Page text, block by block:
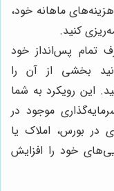
ماهانه خود،
کنید.
تمام پس‌انداز خود
بخشی از آن را
این رویکرد به شما
موجود در
در بورس، املاک یا
خود را افزایش